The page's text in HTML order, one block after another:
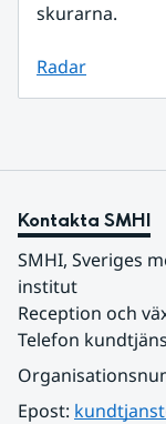
skurarna.
Radar
Kontakta SMHI
SMHI, Sveriges
institut
Reception och
Telefon
Epost: